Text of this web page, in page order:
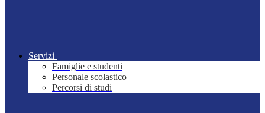
Servizi
Famiglie e studenti
Personale scolastico
Percorsi di studi